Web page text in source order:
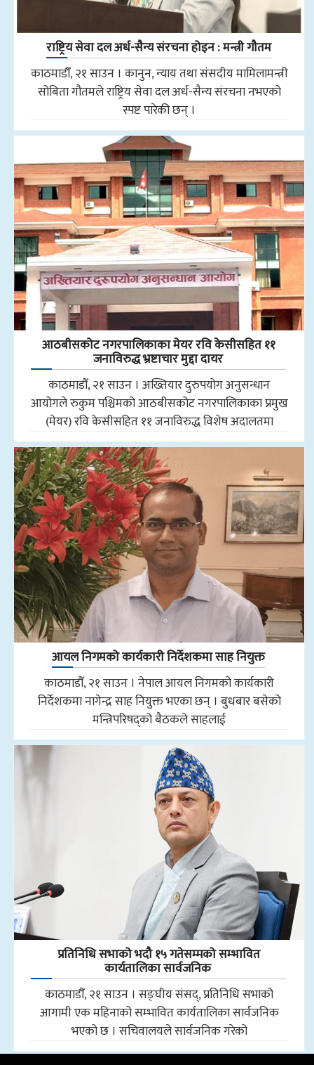
राष्ट्रिय सेवा दल अर्ध-सैन्य संरचना होइन : मन्त्री गौतम
काठमाडौँ, २१ साउन । कानुन, न्याय तथा संसदीय मामिलामन्त्री
सोबिता गौतमले राष्ट्रिय सेवा दल अर्ध-सैन्य संरचना नभएको
स्पष्ट पारेकी छन् ।
आठबीसकोट नगरपालिकाका मेयर रवि केसीसहित ११
जनाविरुद्ध भ्रष्टाचार मुद्दा दायर
काठमाडौँ, २१ साउन । अख्तियार दुरुपयोग अनुसन्धान
आयोगले रुकुम पश्चिमको आठबीसकोट नगरपालिकाका प्रमुख
(मेयर) रवि केसीसहित ११ जनाविरुद्ध विशेष अदालतमा
आयल निगमको कार्यकारी निर्देशकमा साह नियुक्त
काठमाडौँ, २१ साउन । नेपाल आयल निगमको कार्यकारी
निर्देशकमा नागेन्द्र साह नियुक्त भएका छन् । बुधबार बसेको
मन्त्रिपरिषद्को बैठकले साहलाई
प्रतिनिधि सभाको भदौ १५ गतेसम्मको सम्भावित
कार्यतालिका सार्वजनिक
काठमाडौँ, २१ साउन । सङ्घीय संसद्, प्रतिनिधि सभाको
आगामी एक महिनाको सम्भावित कार्यतालिका सार्वजनिक
भएको छ । सचिवालयले सार्वजनिक गरेको